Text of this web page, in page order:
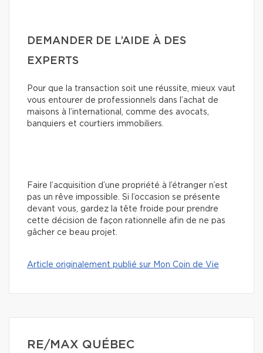
DEMANDER DE L’AIDE À DES
EXPERTS
Pour que la transaction soit une réussite, mieux vaut
vous entourer de professionnels dans l’achat de
maisons à l’international, comme des avocats,
banquiers et courtiers immobiliers.
Faire l’acquisition d’une propriété à l’étranger n’est
pas un rêve impossible. Si l’occasion se présente
devant vous, gardez la tête froide pour prendre
cette décision de façon rationnelle afin de ne pas
gâcher ce beau projet.
Article originalement publié sur Mon Coin de Vie
RE/MAX QUÉBEC